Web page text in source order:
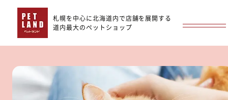
札幌を中心に北海道内で店舗を展開する
道内最大のペットショップ